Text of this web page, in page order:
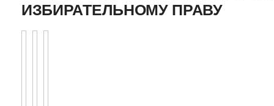
ИЗБИРАТЕЛЬНОМУ ПРАВУ